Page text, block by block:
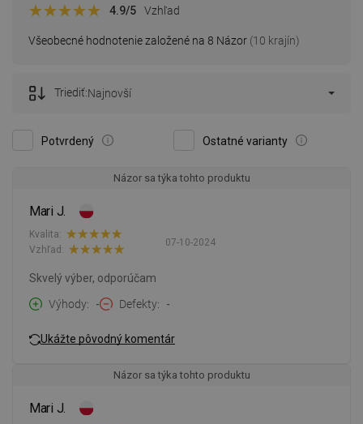
Všeobecné hodnotenie založené na 8 Názor (10 krajín)
4.9/5 Vzhľad
Potvrdený Ostatné varianty
Triediť:Najnovší
Názor sa týka tohto produktu
Mari J.
07-10-2024
Kvalita:
Vzhľad:
Skvelý výber, odporúčam
Výhody
- Defekty -
Ukážte pôvodný komentár
Názor sa týka tohto produktu
Mari J.